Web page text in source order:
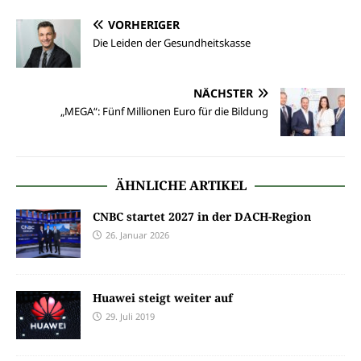
VORHERIGER
Die Leiden der Gesundheitskasse
NÄCHSTER
„MEGA“: Fünf Millionen Euro für die Bildung
ÄHNLICHE ARTIKEL
CNBC startet 2027 in der DACH-Region
26. Januar 2026
Huawei steigt weiter auf
29. Juli 2019